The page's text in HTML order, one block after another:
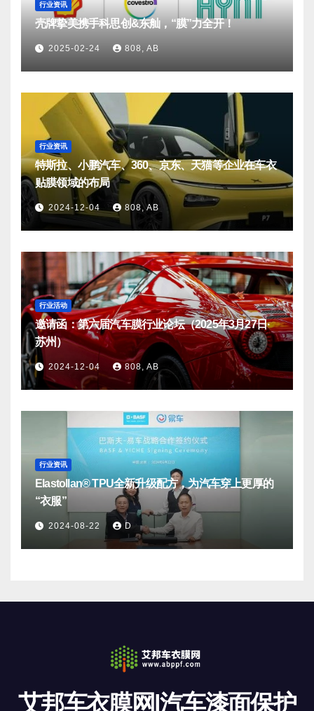
行业资讯
壳牌挚美携手科思创&东舢，“膜”力全开！
2025-02-24 808, AB
行业资讯
特斯拉、小鹏汽车、360、京东、天猫等企业在车衣
贴膜领域的布局
2024-12-04 808, AB
行业活动
邀请函：第六届汽车膜行业论坛（2025年3月27日·
苏州）
2024-12-04 808, AB
行业资讯
Elastollan® TPU全新升级配方，为汽车穿上更厚的
“衣服”
2024-08-22 D
艾邦车衣膜网|汽车漆面保护